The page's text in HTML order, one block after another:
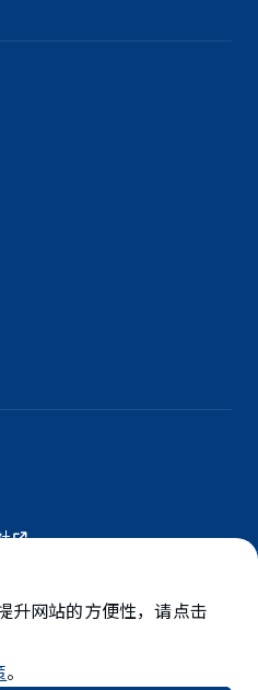
升网站的方便性，请点击
。